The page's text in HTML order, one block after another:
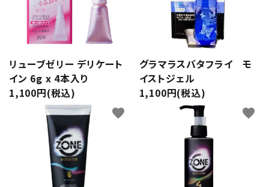
コスメ
サポートグッズ
サプリメント・ドリンク
店舗案内
リューブゼリー デリケート
イン 6g x 4本入り
1,100円(税込)
グラマラスバタフライ モ
イストジェル
1,100円(税込)
favorite favorite